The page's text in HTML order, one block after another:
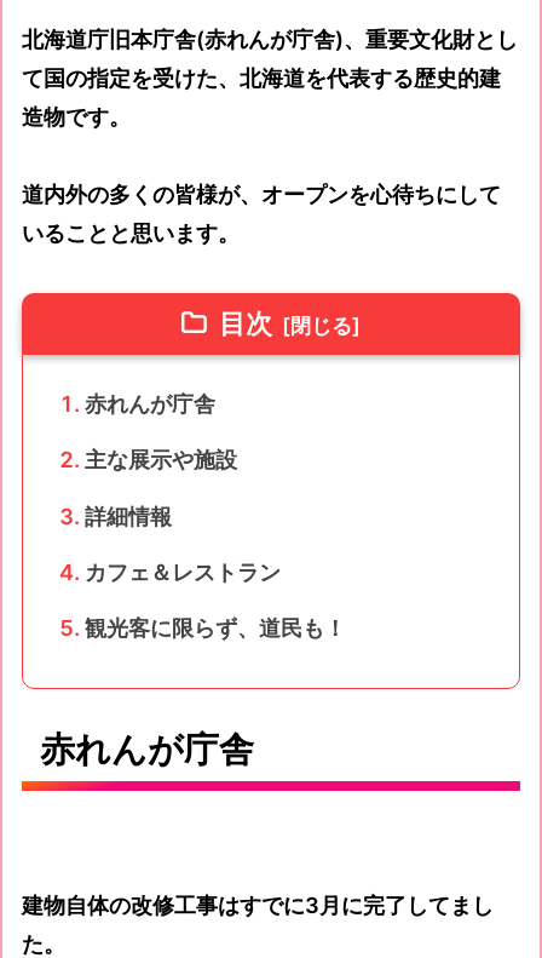
北海道庁旧本庁舎(赤れんが庁舎)、重要文化財とし
て国の指定を受けた、北海道を代表する歴史的建
造物です。
道内外の多くの皆様が、オープンを心待ちにして
いることと思います。
目次
赤れんが庁舎
主な展示や施設
詳細情報
カフェ＆レストラン
観光客に限らず、道民も！
赤れんが庁舎
建物自体の改修工事はすでに3月に完了してまし
た。